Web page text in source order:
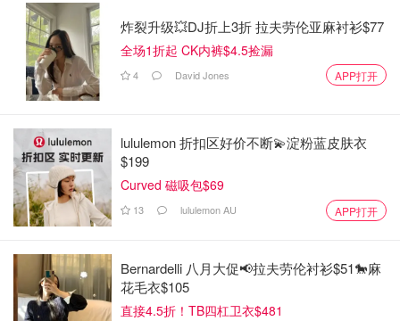
炸裂升级💥DJ折上3折 拉夫劳伦亚麻衬衫$77
全场1折起 CK内裤$4.5捡漏
4 David Jones APP打开
lululemon 折扣区好价不断💫淀粉蓝皮肤衣
$199
Curved 磁吸包$69
13 lululemon AU APP打开
Bernardelli 八月大促📢拉夫劳伦衬衫$51🐎麻
花毛衣$105
直接4.5折！TB四杠卫衣$481